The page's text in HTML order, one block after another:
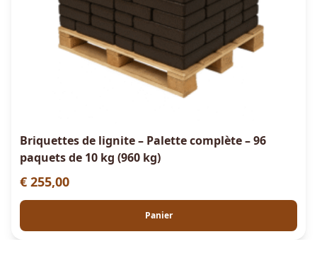
Briquettes de lignite – Palette complète – 96
paquets de 10 kg (960 kg)
€ 255,00
Panier